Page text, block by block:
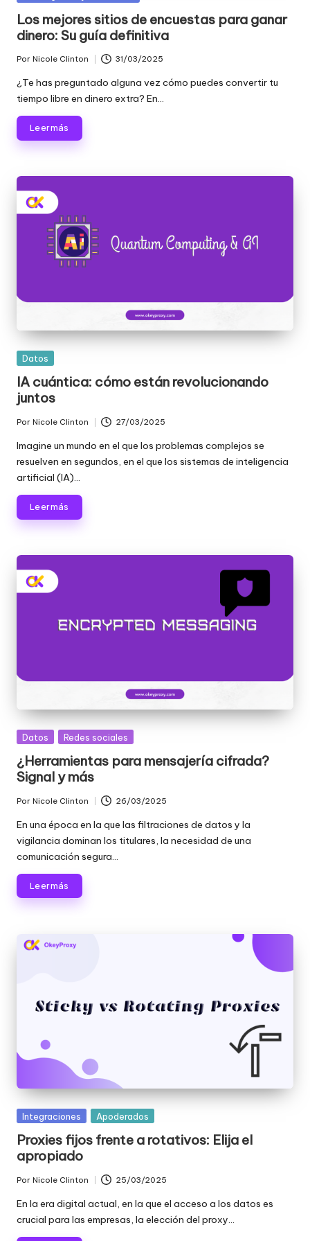
n
c
i
a
l
e
p
a
o
d
a
s
s
u
s
n
e
c
e
si
d
e
[
P
r
u
e
b
a
g
r
a
]
-
O
k
e
y
P
r
raspado
de
datos
mucho
más.
Los mejores sitios de encuestas para ganar
dinero: Su guía definitiva
por
Por Nicole Clinton 31/03/2025
¿Te has preguntado alguna vez cómo puedes convertir tu
tiempo libre en dinero extra? En...
Leer más
Publicada
Datos
IA cuántica: cómo están revolucionando
juntos
por
Por Nicole Clinton 27/03/2025
Imagine un mundo en el que los problemas complejos se
resuelven en segundos, en el que los sistemas de inteligencia
artificial (IA)...
Leer más
Publicada
Datos Redes sociales
¿Herramientas para mensajería cifrada?
Signal y más
Publicado
por
Por Nicole Clinton 26/03/2025
En una época en la que las filtraciones de datos y la
vigilancia dominan los titulares, la necesidad de una
comunicación segura...
Leer más
Publicada
Integraciones Apoderados
Proxies fijos frente a rotativos: Elija el
apropiado
Publicado
por
Por Nicole Clinton 25/03/2025
En la era digital actual, en la que el acceso a los datos es
crucial para las empresas, la elección del proxy...